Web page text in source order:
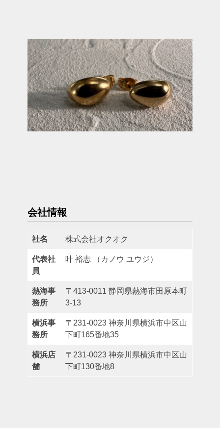
会社情報
社名 株式会社オクオク
代表社
員
叶 裕志 （カノウ ユウジ）
熱海事
務所
〒413-0011 静岡県熱海市田原本町
3-13
横浜事
務所
〒231-0023 神奈川県横浜市中区山
下町165番地35
横浜店
舗
〒231-0023 神奈川県横浜市中区山
下町130番地8